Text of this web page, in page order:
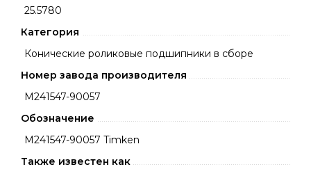
25.5780
Категория
Конические роликовые подшипники в сборе
Номер завода производителя
M241547-90057
Обозначение
M241547-90057 Timken
Также известен как